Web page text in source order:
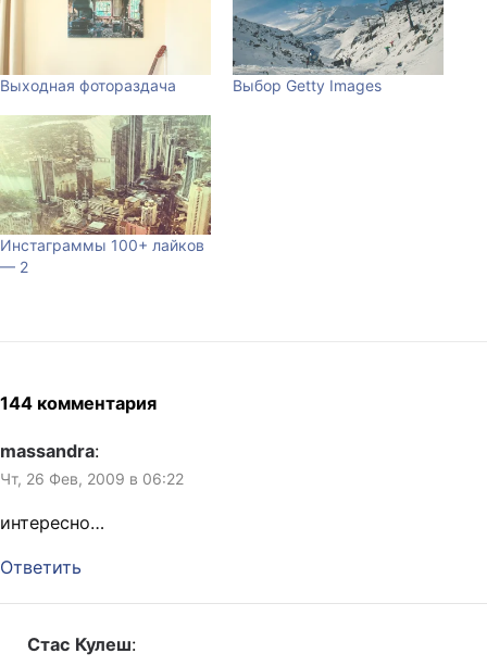
Выходная фотораздача Выбор Getty Images
Инстаграммы 100+ лайков
— 2
144 комментария
massandra:
Чт, 26 Фев, 2009 в 06:22
интересно…
Ответить
Стас Кулеш: